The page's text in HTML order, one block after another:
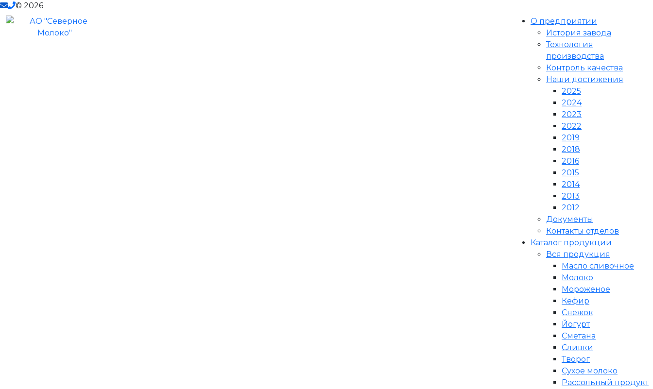
© 2026
О предприятии
История завода
Технология
производства
Контроль качества
Наши достижения
2025
2024
2023
2022
2019
2018
2016
2015
2014
2013
2012
Документы
Контакты отделов
Каталог продукции
Вся продукция
Масло сливочное
Молоко
Мороженое
Кефир
Снежок
Йогурт
Сметана
Сливки
Творог
Сухое молоко
Рассольный продукт